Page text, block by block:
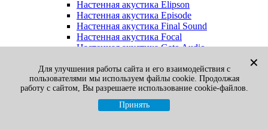
Настенная акустика Elipson
Настенная акустика Episode
Настенная акустика Final Sound
Настенная акустика Focal
Настенная акустика Gato Audio
Настенная акустика Jamo
Настенная акустика KEF
Настенная акустика Klipsch
Настенная акустика Legacy
Настенная акустика M&K Sound
✕
Для улучшения работы сайта и его взаимодействия с
пользователями мы используем файлы cookie. Продолжая
работу с сайтом, Вы разрешаете использование cookie-файлов.
Принять